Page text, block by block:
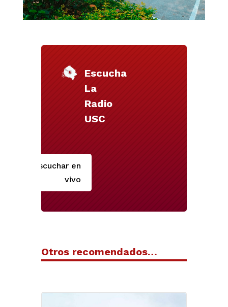
Escucha
La
Radio
USC
Escuchar en
vivo
Otros recomendados…